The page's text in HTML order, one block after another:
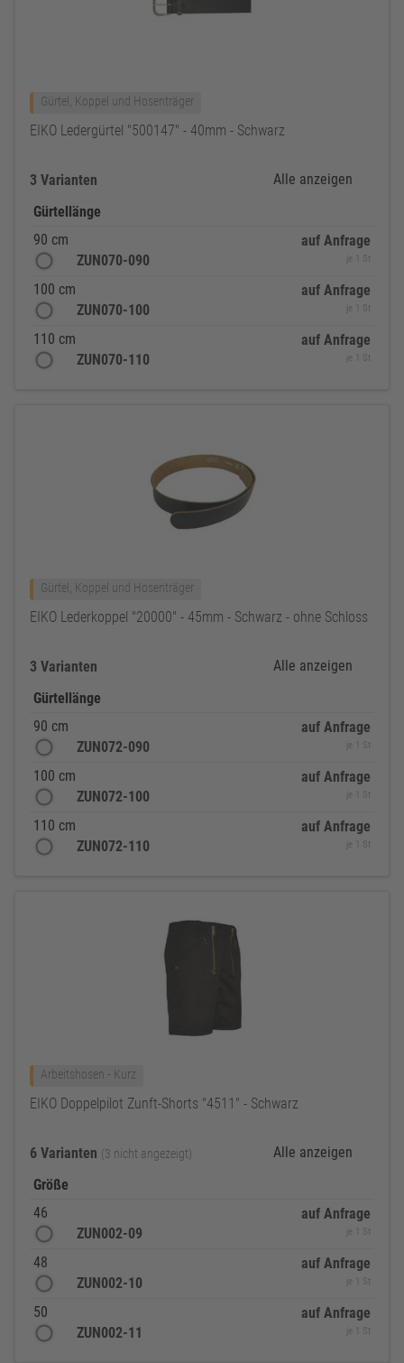
Gürtel, Koppel und Hosenträger
EIKO Ledergürtel "500147" - 40mm - Schwarz
3 Varianten
Alle anzeigen
Gürtellänge
90 cm
ZUN070-090
auf Anfrage
je 1 St
100 cm
ZUN070-100
auf Anfrage
je 1 St
110 cm
ZUN070-110
auf Anfrage
je 1 St
Gürtel, Koppel und Hosenträger
EIKO Lederkoppel "20000" - 45mm - Schwarz - ohne Schloss
3 Varianten
Alle anzeigen
Gürtellänge
90 cm
ZUN072-090
auf Anfrage
je 1 St
100 cm
ZUN072-100
auf Anfrage
je 1 St
110 cm
ZUN072-110
auf Anfrage
je 1 St
Arbeitshosen - Kurz
EIKO Doppelpilot Zunft-Shorts "4511" - Schwarz
6 Varianten (3 nicht angezeigt)
Alle anzeigen
Größe
46
ZUN002-09
auf Anfrage
je 1 St
48
ZUN002-10
auf Anfrage
je 1 St
50
ZUN002-11
auf Anfrage
je 1 St